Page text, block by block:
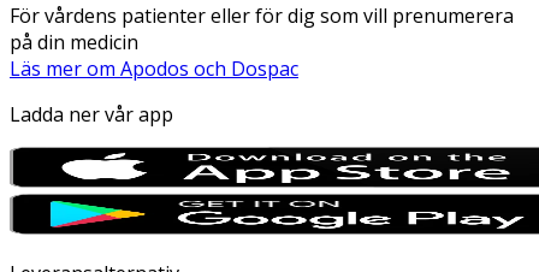
För vårdens patienter eller för dig som vill prenumerera
på din medicin
Läs mer om Apodos och Dospac
Ladda ner vår app